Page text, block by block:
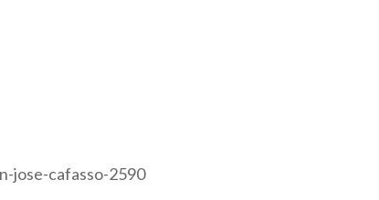
jose-cafasso-2590